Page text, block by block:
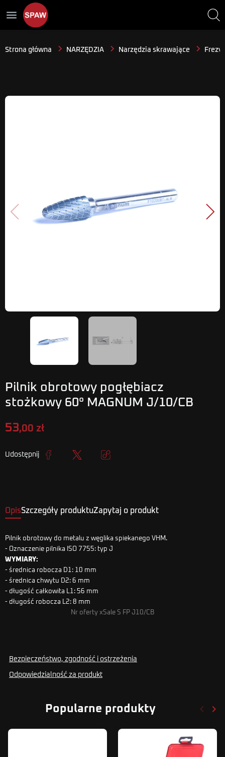
menu
Strona główna NARZĘDZIA Narzędzia skrawające Frezy
Poprzedni
Pilnik obrotowy pogłębiacz
stożkowy 60° MAGNUM J/10/CB
53,00 zł
Udostępnij
OpisSzczegóły produktuZapytaj o produkt
Pilnik obrotowy do metalu z węglika spiekanego VHM.
- Oznaczenie pilnika ISO 7755: typ J
WYMIARY:
- średnica robocza D1: 10 mm
- średnica chwytu D2: 6 mm
- długość całkowita L1: 56 mm
- długość robocza L2: 8 mm
Nr oferty xSale S FP J10/CB
Bezpieczeństwo, zgodność i ostrzeżenia
Odpowiedzialność za produkt
Popularne produkty keyboard_arrow_left keyboard_arrow_right